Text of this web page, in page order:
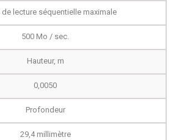
lecture séquentielle maximale
500 Mo / sec.
Hauteur, m
0,0050
Profondeur
29,4 millimètre